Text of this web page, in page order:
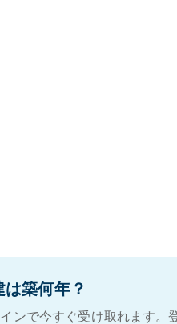
築何年？
ンで今すぐ受け取れます。